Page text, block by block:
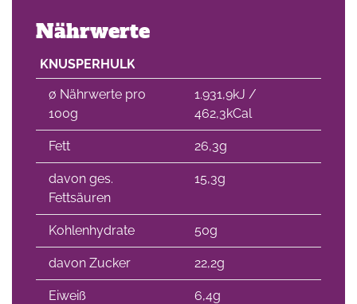
Nährwerte
KNUSPERHULK
∅ Nährwerte pro
100g
1.931,9kJ /
462,3kCal
Fett 26,3g
davon ges.
Fettsäuren
15,3g
Kohlenhydrate 50g
davon Zucker 22,2g
Eiweiß 6,4g